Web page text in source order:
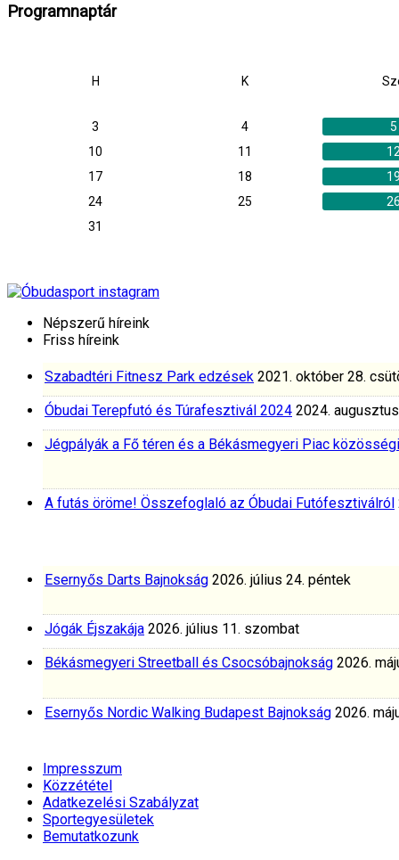
Programnaptár
H K
3 4
5
10
11
17
18
24
25
31
Népszerű híreink
Friss híreink
Szabadtéri Fitnesz Park edzések 2021. október 28.
Óbudai Terepfutó és Túrafesztivál 2024 2024.
Jégpályák a Fő téren és a Békásmegyeri Piac
A futás öröme! Összefoglaló az Óbudai Futófesztiválról
Esernyős Darts Bajnokság 2026. július 24. péntek
Jógák Éjszakája 2026. július 11. szombat
Békásmegyeri Streetball és Csocsóbajnokság 2026.
Esernyős Nordic Walking Budapest Bajnokság 2026.
Impresszum
Közzététel
Adatkezelési Szabályzat
Sportegyesületek
Bemutatkozunk